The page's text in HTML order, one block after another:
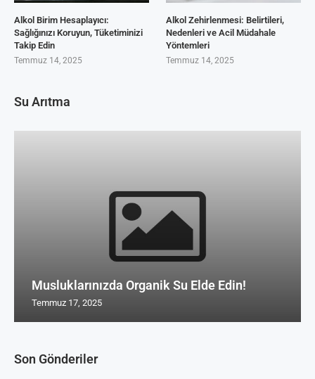
Son Gönderiler
Alkol Birim Hesaplayıcı:
Sağlığınızı Koruyun, Tüketiminizi
Takip Edin
Temmuz 14, 2025
Alkol Zehirlenmesi: Belirtileri,
Nedenleri ve Acil Müdahale
Yöntemleri
Temmuz 14, 2025
Su Arıtma
Musluklarınızda Organik Su Elde Edin!
Temmuz 17, 2025